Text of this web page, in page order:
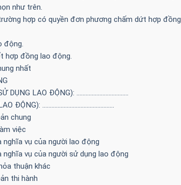
như trên.
hợp có quyền đơn phương chấm dứt hợp
động.
hợp đồng lao động.
nhất
DỤNG LAO ĐỘNG): ………………….…………
ĐỘNG): ……………….……………………….
chung
việc
nghĩa vụ của người lao động
nghĩa vụ của người sử dụng lao động
thuận khác
thi hành